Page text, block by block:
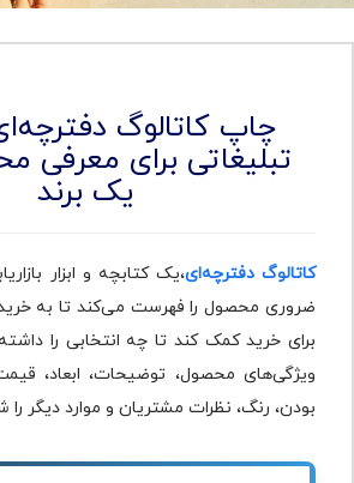
چاپ کاتالوگ
تبلیغاتی برای معرفی
یک برند
کاتالوگ دفترچه‌ای،یک کتابچه و ابزار
ضروری محصول را فهرست می‌کند تا به
برای خرید کمک کند تا چه انتخابی را
ویژگی‌های محصول، توضیحات، ابعاد،
بودن، رنگ، نظرات مشتریان و موارد دیگر